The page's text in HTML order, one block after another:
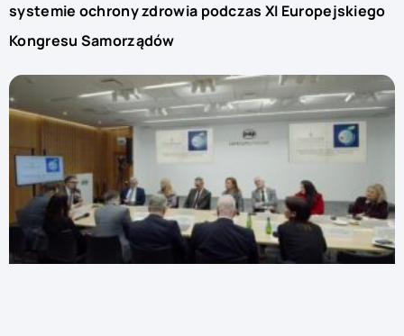
systemie ochrony zdrowia podczas XI Europejskiego
Kongresu Samorządów